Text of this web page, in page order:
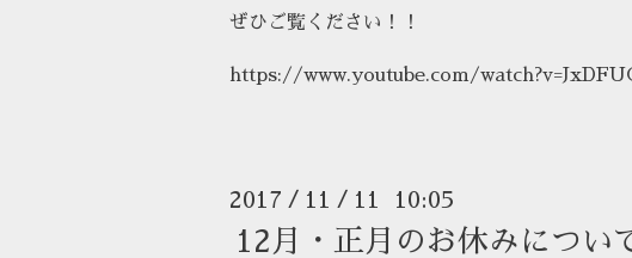
ぜひご覧ください！！
https://www.youtube.com/
2017 / 11 / 11 10:05
12月・正月のお休みについ